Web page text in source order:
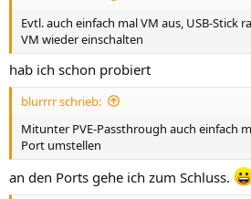
Evtl. auch einfach mal VM aus, USB-Stick
VM wieder einschalten
hab ich schon probiert
blurrrr schrieb:
Mitunter PVE-Passthrough auch einfach
Port umstellen
an den Ports gehe ich zum Schluss.